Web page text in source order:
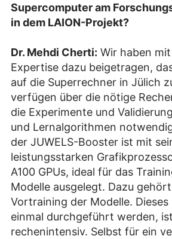
Supercomputer am
in dem LAION-Projekt?
Dr. Mehdi Cherti: Wir haben
Expertise dazu beigetragen,
auf die Superrechner in Jülich
verfügen über die nötige
die Experimente und
und Lernalgorithmen
der JUWELS-Booster ist mit
leistungsstarken
A100 GPUs, ideal für das
Modelle ausgelegt. Dazu
Vortraining der Modelle.
einmal durchgeführt werden,
rechenintensiv. Selbst für ein